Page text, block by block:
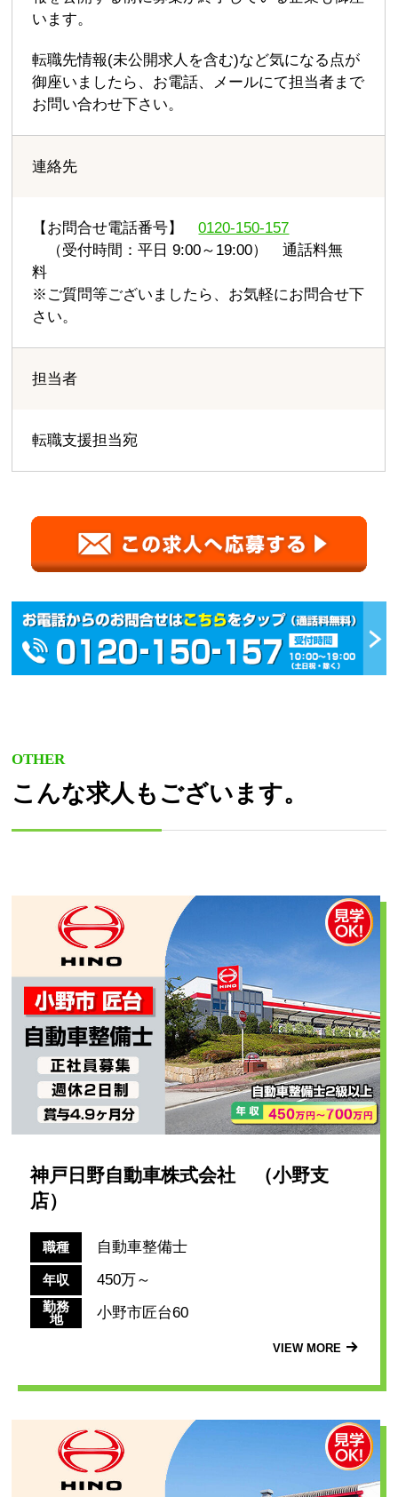
います。
転職先情報(未公開求人を含む)など気になる点が
御座いましたら、お電話、メールにて担当者まで
お問い合わせ下さい。
連絡先
【お問合せ電話番号】0120-150-157
（受付時間：平日 9:00～19:00） 通話料無
料
※ご質問等ございましたら、お気軽にお問合せ下
さい。
担当者
転職支援担当宛
OTHER
こんな求人もございます。
神戸日野自動車株式会社 （小野支
店）
職種 自動車整備士
年収 450万～
勤務
地
小野市匠台60
VIEW MORE